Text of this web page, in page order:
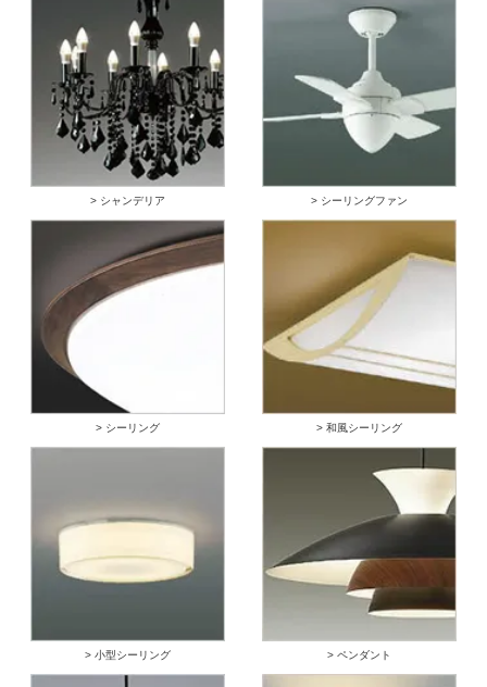
> シャンデリア > シーリングファン
> シーリング > 和風シーリング
> 小型シーリング > ペンダント